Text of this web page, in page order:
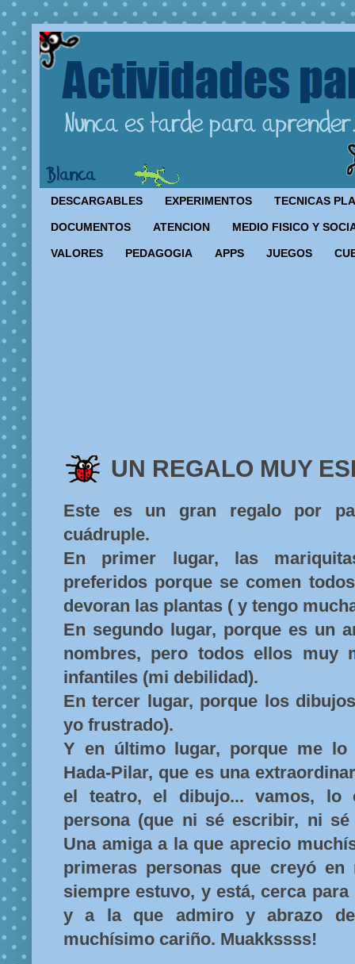
DESCARGABLES EXPERIMENTOS TECNICAS
DOCUMENTOS ATENCION MEDIO FISICO Y
VALORES PEDAGOGIA APPS JUEGOS
UN REGALO MUY
Este es un gran regalo por
cuádruple.
En primer lugar, las
preferidos porque se comen
devoran las plantas ( y tengo
En segundo lugar, porque es un
nombres, pero todos ellos muy
infantiles (mi debilidad).
En tercer lugar, porque los
yo frustrado).
Y en último lugar, porque me lo
Hada-Pilar, que es una
el teatro, el dibujo... vamos, lo
persona (que ni sé escribir, ni
Una amiga a la que aprecio
primeras personas que creyó
siempre estuvo, y está, cerca
y a la que admiro y abrazo
muchísimo cariño. Muakkssss!